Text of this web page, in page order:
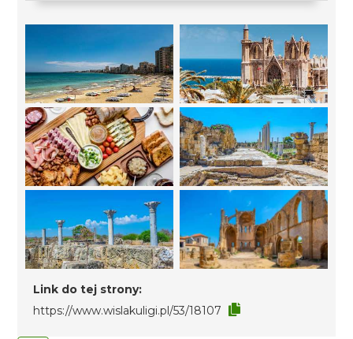
Link do tej strony:
https://www.wislakuligi.pl/53/18107